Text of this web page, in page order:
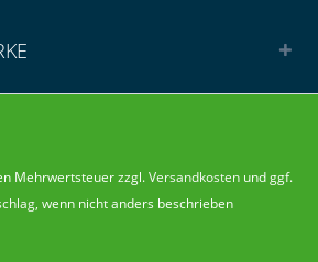
Mehrwertsteuer zzgl.Versandkostenund ggf.
, wenn nicht anders beschrieben